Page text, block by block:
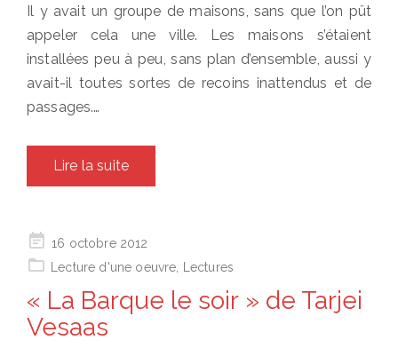
Il y avait un groupe de maisons, sans que l’on pût
appeler cela une ville. Les maisons s’étaient
installées peu à peu, sans plan d’ensemble, aussi y
avait-il toutes sortes de recoins inattendus et de
passages.…
Lire la suite
Posted
on
16 octobre 2012
Lecture d'une oeuvre
Lectures
« La Barque le soir » de Tarjei
Vesaas